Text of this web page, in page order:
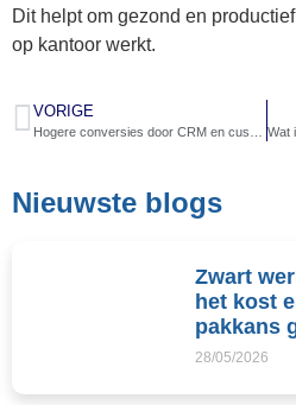
Dit helpt om gezond en
op kantoor werkt.
VORIGE
Nieuwste blogs
Zwart
het kost
pakkans
28/05/2026